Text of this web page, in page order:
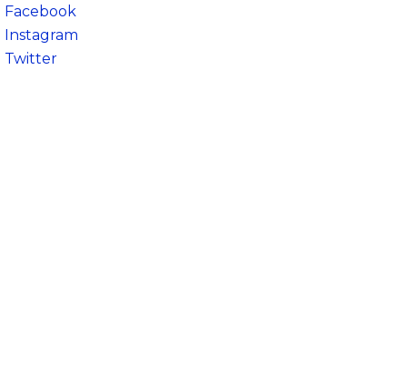
Facebook
Instagram
Twitter